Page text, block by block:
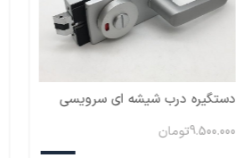
دستگیره درب شیشه ای سرویسی
9.500.000تومان